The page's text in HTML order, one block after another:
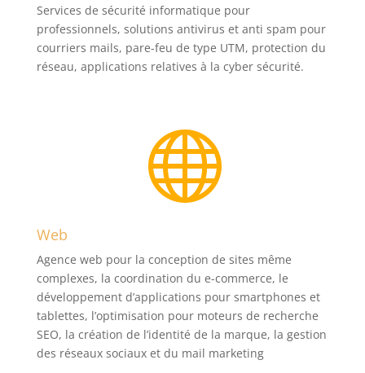
Services de sécurité informatique pour
professionnels, solutions antivirus et anti spam pour
courriers mails, pare-feu de type UTM, protection du
réseau, applications relatives à la cyber sécurité.

Web
Agence web pour la conception de sites même
complexes, la coordination du e-commerce, le
développement d’applications pour smartphones et
tablettes, l’optimisation pour moteurs de recherche
SEO, la création de l’identité de la marque, la gestion
des réseaux sociaux et du mail marketing